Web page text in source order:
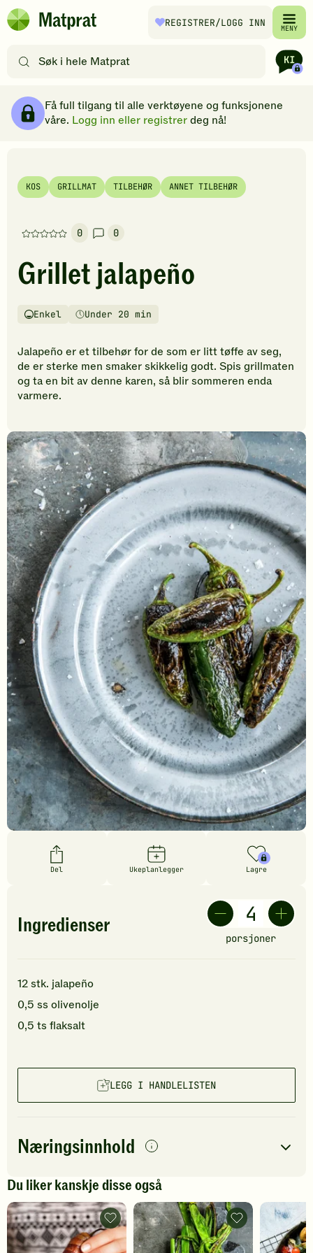
Hopp til hovedinnhold
Matprat
REGISTRER/LOGG INN MENY
etter
filtre
Få full tilgang til alle verktøyene og funksjonene
våre. Logg inn eller registrerdeg nå!
KOS GRILLMAT TILBEHØR ANNET TILBEHØR
0
Denne
har
foreløpig
vurderinger.
den
første
til
å
oppskriften.
0
Grillet jalapeño
Vanskelighetsgrad
Enkel
TilberedningstidUnder 20 min
Jalapeño er et tilbehør for de som er litt tøffe av seg,
de er sterke men smaker skikkelig godt. Spis grillmaten
og ta en bit av denne karen, så blir sommeren enda
varmere.
Del Ukeplanlegger Lagre
Ingredienser
porsjoner
12stk. jalapeño
0,5 ss olivenolje
0,5 ts flaksalt
LEGG I HANDLELISTEN
Næringsinnhold
per porsjon
Navn på
næringsstoffetantall
Energi 23kcal
Fett
1g
Du liker kanskje disse også
Fylte
jalapeños
med
Grillet
vårløk
-